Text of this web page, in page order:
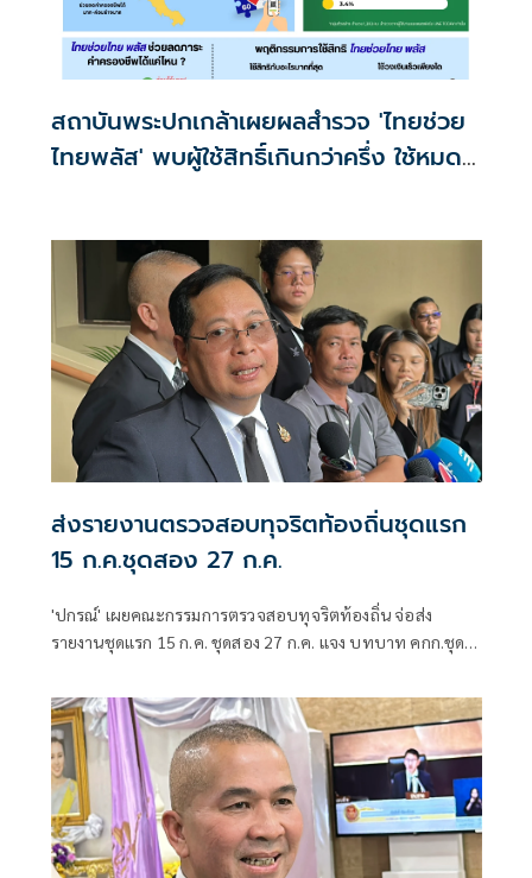
สถาบันพระปกเกล้าเผยผลสำรวจ 'ไทยช่วย
ไทยพลัส' พบผู้ใช้สิทธิ์เกินกว่าครึ่ง ใช้หมด
ส่งรายงานตรวจสอบทุจริตท้องถิ่นชุดแรก
15 ก.ค.ชุดสอง 27 ก.ค.
'ปกรณ์' เผยคณะกรรมการตรวจสอบทุจริตท้องถิ่น จ่อส่ง
รายงานชุดแรก 15 ก.ค. ชุดสอง 27 ก.ค. แจง บทบาท คกก.ชุดนี้
เอาผิดจริยธรรมปิดทางเข้าการเมือง